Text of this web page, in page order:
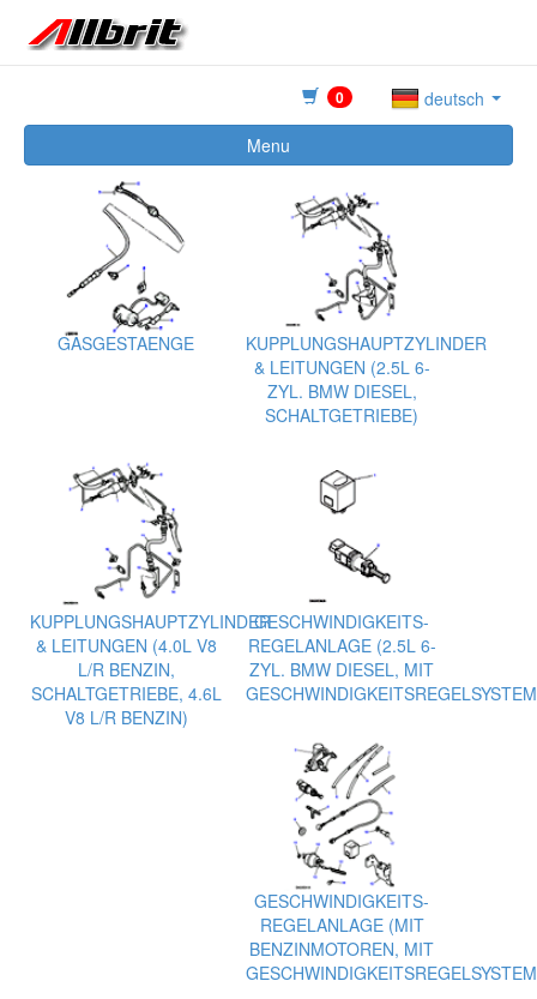
0
deutsch
Menu
GASGESTAENGE
KUPPLUNGSHAUPTZYLINDER
& LEITUNGEN (2.5L 6-
ZYL. BMW DIESEL,
SCHALTGETRIEBE)
KUPPLUNGSHAUPTZYLINDER
& LEITUNGEN (4.0L V8
L/R BENZIN,
SCHALTGETRIEBE, 4.6L
V8 L/R BENZIN)
GESCHWINDIGKEITS-
REGELANLAGE (2.5L 6-
ZYL. BMW DIESEL, MIT
GESCHWINDIGKEITS-
REGELANLAGE (MIT
BENZINMOTOREN, MIT